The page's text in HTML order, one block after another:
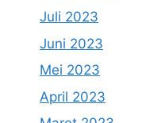
Juli 2023
Juni 2023
Mei 2023
April 2023